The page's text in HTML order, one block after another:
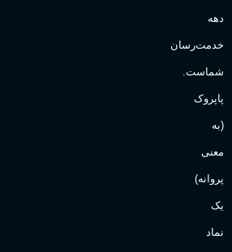
مناسب برای
آقایان
دهه
خدمت‌رسان
شماست.
پاپروک
(به
معنی
پروانه)
یک
نماد